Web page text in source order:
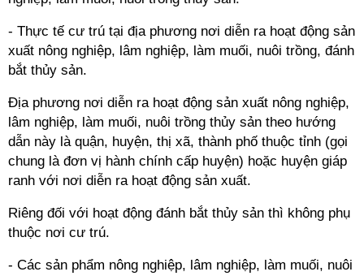
- Thực tế cư trú tại địa phương nơi diễn ra hoạt động sản
xuất nông nghiệp, lâm nghiệp, làm muối, nuôi trồng, đánh
bắt thủy sản.
Địa phương nơi diễn ra hoạt động sản xuất nông nghiệp,
lâm nghiệp, làm muối, nuôi trồng thủy sản theo hướng
dẫn này là quận, huyện, thị xã, thành phố thuộc tỉnh (gọi
chung là đơn vị hành chính cấp huyện) hoặc huyện giáp
ranh với nơi diễn ra hoạt động sản xuất.
Riêng đối với hoạt động đánh bắt thủy sản thì không phụ
thuộc nơi cư trú.
- Các sản phẩm nông nghiệp, lâm nghiệp, làm muối, nuôi